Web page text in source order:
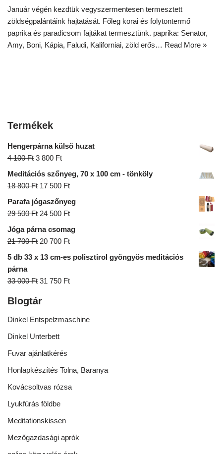
Január végén kezdtük vegyszermentesen termesztett
zöldségpalántáink hajtatását. Főleg korai és folytontermő
paprika és paradicsom fajtákat termesztünk. paprika: Senator,
Amy, Boni, Kápia, Faludi, Kaliforniai, zöld erős… Read More »
Termékek
Hengerpárna külső huzat
4 100Ft 3 800 Ft
Meditációs szőnyeg, 70 x 100 cm - tönköly
18 800Ft 17 500 Ft
Parafa jógaszőnyeg
29 500Ft 24 500 Ft
Jóga párna csomag
21 700Ft 20 700 Ft
5 db 33 x 13 cm-es polisztirol gyöngyös meditációs
párna
33 000Ft 31 750 Ft
Blogtár
Dinkel Entspelzmaschine
Dinkel Unterbett
Fuvar ajánlatkérés
Honlapkészítés Tolna, Baranya
Kovácsoltvas rózsa
Lyukfúrás földbe
Meditationskissen
Mezőgazdasági aprók